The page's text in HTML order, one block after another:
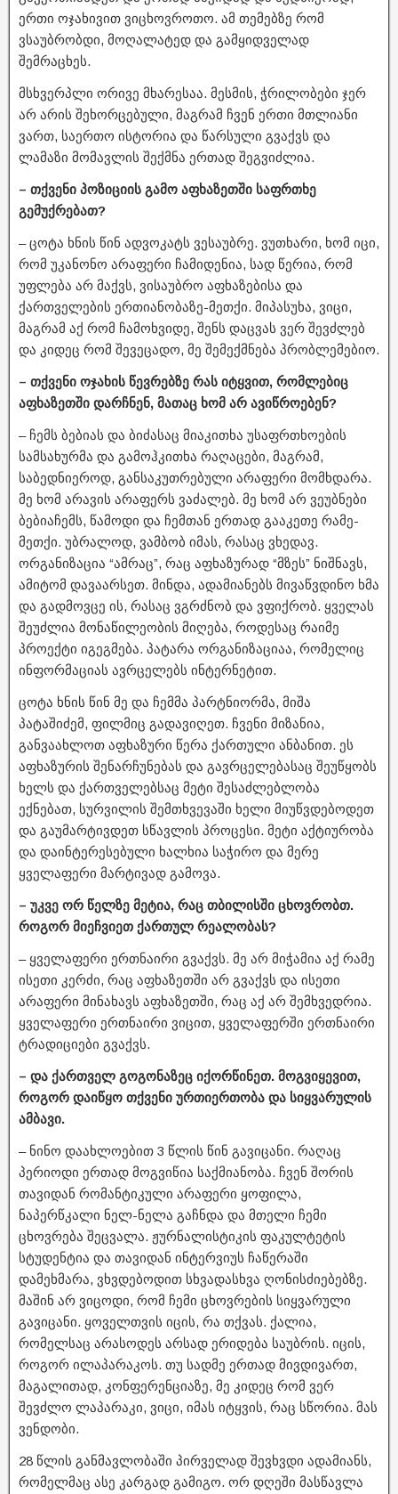
ერთი ოჯახივით ვიცხოვროთო. ამ თემებზე რომ
ვსაუბრობდი, მოღალატედ და გამყიდველად
შემრაცხეს.
მსხვერპლი ორივე მხარესაა. მესმის, ჭრილობები ჯერ
არ არის შეხორცებული, მაგრამ ჩვენ ერთი მთლიანი
ვართ, საერთო ისტორია და წარსული გვაქვს და
ლამაზი მომავლის შექმნა ერთად შეგვიძლია.
– თქვენი პოზიციის გამო აფხაზეთში საფრთხე
გემუქრებათ?
– ცოტა ხნის წინ ადვოკატს ვესაუბრე. ვუთხარი, ხომ იცი,
რომ უკანონო არაფერი ჩამიდენია, სად წერია, რომ
უფლება არ მაქვს, ვისაუბრო აფხაზებისა და
ქართველების ერთიანობაზე-მეთქი. მიპასუხა, ვიცი,
მაგრამ აქ რომ ჩამოხვიდე, შენს დაცვას ვერ შევძლებ
და კიდეც რომ შევეცადო, მე შემექმნება პრობლემებიო.
– თქვენი ოჯახის წევრებზე რას იტყვით, რომლებიც
აფხაზეთში დარჩნენ, მათაც ხომ არ ავიწროებენ?
– ჩემს ბებიას და ბიძასაც მიაკითხა უსაფრთხოების
სამსახურმა და გამოჰკითხა რაღაცები, მაგრამ,
საბედნიეროდ, განსაკუთრებული არაფერი მომხდარა.
მე ხომ არავის არაფერს ვაძალებ. მე ხომ არ ვეუბნები
ბებიაჩემს, წამოდი და ჩემთან ერთად გააკეთე რამე-
მეთქი. უბრალოდ, ვამბობ იმას, რასაც ვხედავ.
ორგანიზაცია “ამრაც”, რაც აფხაზურად “მზეს” ნიშნავს,
ამიტომ დავაარსეთ. მინდა, ადამიანებს მივაწვდინო ხმა
და გადმოვცე ის, რასაც ვგრძნობ და ვფიქრობ. ყველას
შეუძლია მონაწილეობის მიღება, როდესაც რაიმე
პროექტი იგეგმება. პატარა ორგანიზაციაა, რომელიც
ინფორმაციას ავრცელებს ინტერნეტით.
ცოტა ხნის წინ მე და ჩემმა პარტნიორმა, მიშა
პატაშიძემ, ფილმიც გადავიღეთ. ჩვენი მიზანია,
განვაახლოთ აფხაზური წერა ქართული ანბანით. ეს
აფხაზურის შენარჩუნებას და გავრცელებასაც შეუწყობს
ხელს და ქართველებსაც მეტი შესაძლებლობა
ექნებათ, სურვილის შემთხვევაში ხელი მიუწვდებოდეთ
და გაუმარტივდეთ სწავლის პროცესი. მეტი აქტიურობა
და დაინტერესებული ხალხია საჭირო და მერე
ყველაფერი მარტივად გამოვა.
– უკვე ორ წელზე მეტია, რაც თბილისში ცხოვრობთ.
როგორ მიეჩვიეთ ქართულ რეალობას?
– ყველაფერი ერთნაირი გვაქვს. მე არ მიჭამია აქ რამე
ისეთი კერძი, რაც აფხაზეთში არ გვაქვს და ისეთი
არაფერი მინახავს აფხაზეთში, რაც აქ არ შემხვედრია.
ყველაფერი ერთნაირი ვიცით, ყველაფერში ერთნაირი
ტრადიციები გვაქვს.
– და ქართველ გოგონაზეც იქორწინეთ. მოგვიყევით,
როგორ დაიწყო თქვენი ურთიერთობა და სიყვარულის
ამბავი.
– ნინო დაახლოებით 3 წლის წინ გავიცანი. რაღაც
პერიოდი ერთად მოგვიწია საქმიანობა. ჩვენ შორის
თავიდან რომანტიკული არაფერი ყოფილა,
ნაპერწკალი ნელ-ნელა გაჩნდა და მთელი ჩემი
ცხოვრება შეცვალა. ჟურნალისტიკის ფაკულტეტის
სტუდენტია და თავიდან ინტერვიუს ჩაწერაში
დამეხმარა, ვხვდებოდით სხვადასხვა ღონისძიებებზე.
მაშინ არ ვიცოდი, რომ ჩემი ცხოვრების სიყვარული
გავიცანი. ყოველთვის იცის, რა თქვას. ქალია,
რომელსაც არასოდეს არსად ერიდება საუბრის. იცის,
როგორ ილაპარაკოს. თუ სადმე ერთად მივდივართ,
მაგალითად, კონფერენციაზე, მე კიდეც რომ ვერ
შევძლო ლაპარაკი, ვიცი, იმას იტყვის, რაც სწორია. მას
ვენდობი.
28 წლის განმავლობაში პირველად შევხვდი ადამიანს,
რომელმაც ასე კარგად გამიგო. ორ დღეში მასწავლა